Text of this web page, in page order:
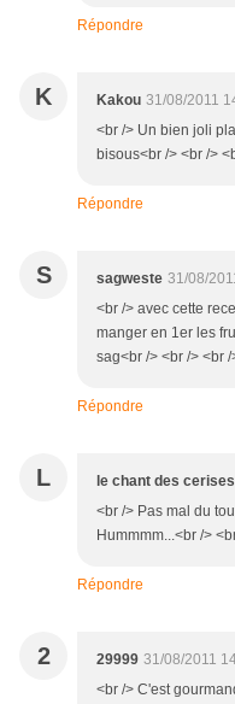
Répondre
K Kakou 31/08/2011
<br /> Un bien joli
bisous<br /> <br />
Répondre
S sagweste 31/08/
<br /> avec cette
manger en 1er les
sag<br /> <br /> <br /
Répondre
L le chant des
<br /> Pas mal du
Hummmm...<br />
Répondre
2 29999 31/08/2011
<br /> C'est